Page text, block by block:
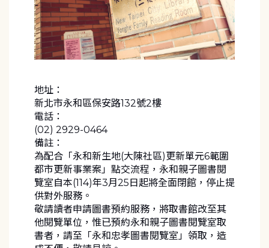
地址：
新北市永和區保安路132號2樓
電話：
(02) 2929-0464
備註：
為配合「永和新生地(大陳社區)更新單元6範圍
都市更新事業案」點交流程，永和親子圖書閱
覽室自本(114)年3月25日起將全面閉館，停止提
供對外服務。
敬請讀者申請圖書預約服務，將取書館改至其
他閱覽單位，惟已預約永和親子圖書閱覽室取
書者，請至「永和忠孝圖書閱覽室」領取，造